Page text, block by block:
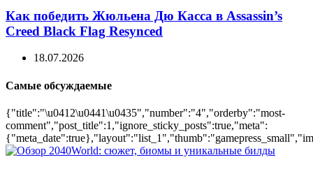
Как победить Жюльена Дю Касса в Assassin’s
Creed Black Flag Resynced
18.07.2026
Самые обсуждаемые
{"title":"\u0412\u0441\u0435","number":"4","orderby":"most-
comment","post_title":1,"ignore_sticky_posts":true,"meta":